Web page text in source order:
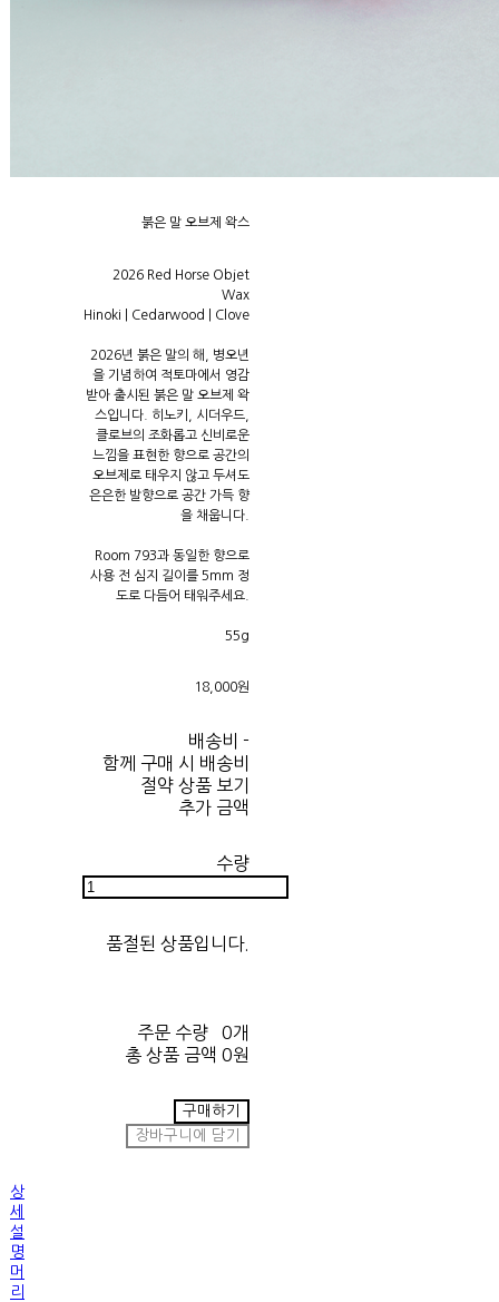
붉은 말 오브제 왁스
2026 Red Horse Objet
Wax
Hinoki | Cedarwood | Clove
2026년 붉은 말의 해, 병오년
을 기념하여 적토마에서 영감
받아 출시된 붉은 말 오브제 왁
스입니다. 히노키, 시더우드,
클로브의 조화롭고 신비로운
느낌을 표현한 향으로 공간의
오브제로 태우지 않고 두셔도
은은한 발향으로 공간 가득 향
을 채웁니다.
Room 793과 동일한 향으로
사용 전 심지 길이를 5mm 정
도로 다듬어 태워주세요.
55g
18,000원
배송비 -
함께 구매 시 배송비
절약 상품 보기
추가 금액
수량
품절된 상품입니다.
주문 수량
0개
총 상품 금액 0원
구매하기
장바구니에 담기
상
세
설
명
머
리